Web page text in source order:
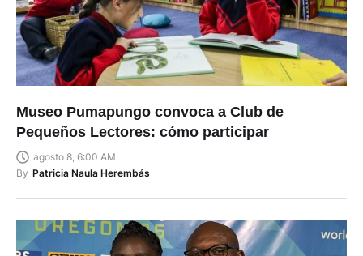
Museo Pumapungo convoca a Club de
Pequeños Lectores: cómo participar
agosto 8, 6:00 AM
By Patricia Naula Herembás